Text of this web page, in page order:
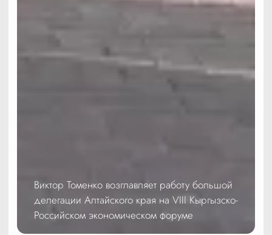
Виктор Томенко возглавляет работу большой
делегации Алтайского края на VIII Кыргызско-
Российском экономическом форуме